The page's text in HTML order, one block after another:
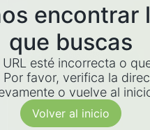
encontrar
que buscas
esté incorrecta o
Por favor, verifica la
o vuelve al
Volver al inicio